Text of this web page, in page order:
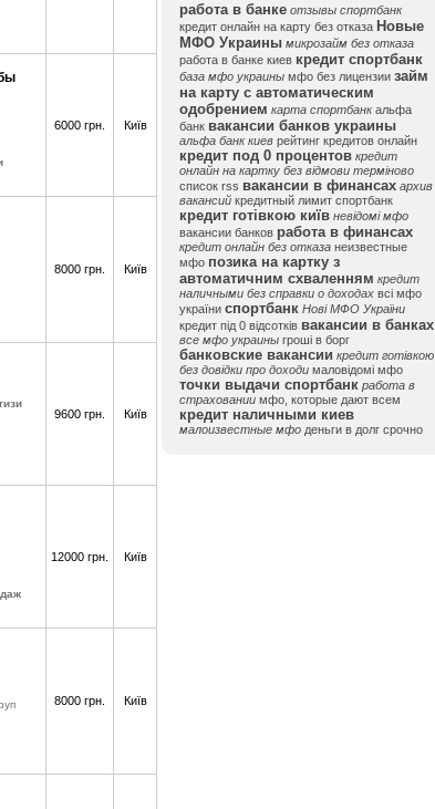
6000 грн. Київ
8000 грн. Київ
9600 грн. Київ
12000 грн. Київ
8000 грн. Київ
работа в банке отзывы спортбанк
кредит онлайн на карту без отказа Новые
МФО Украины микрозайм без отказа
работа в банке киев кредит спортбанк
база мфо украины мфо без лицензии займ
на карту с автоматическим
одобрением карта спортбанк альфа
банк вакансии банков украины
альфа банк киев рейтинг кредитов онлайн
кредит под 0 процентов кредит
онлайн на картку без відмови терміново
список rss вакансии в финансах архив
вакансий кредитный лимит спортбанк
кредит готівкою київ невідомі мфо
вакансии банков работа в финансах
кредит онлайн без отказа неизвестные
мфо позика на картку з
автоматичним схваленням кредит
наличными без справки о доходах всі мфо
україни спортбанк Нові МФО України
кредит під 0 відсотків вакансии в банках
все мфо украины гроші в борг
банковские вакансии кредит готівкою
без довідки про доходи маловідомі мфо
точки выдачи спортбанк работа в
страховании мфо, которые дают всем
кредит наличными киев
малоизвестные мфо деньги в долг срочно